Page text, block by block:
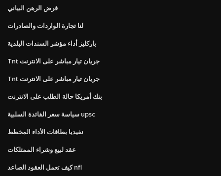
قرض الرهن البياني
لنا تجارة الواردات والصادرات
باركليز أداء مؤشر السندات البلدية
Tnt جريان تيار مباشر على الانترنت
Tnt جريان تيار مباشر على الانترنت
بنك أمريكا حالة الطلب على الانترنت
سياسة سعر الفائدة السلبية upsc
نفيديا بطاقات الأداء المخطط
عقد لبيع وشراء الممتلكات
كيف تعمل العقود الصاعد nfl